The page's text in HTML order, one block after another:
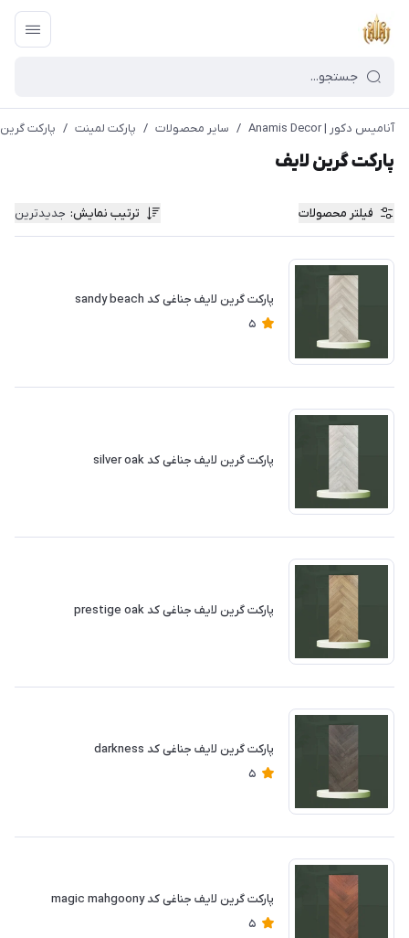
آنامیس دکور | Anamis Decor / سایر محصولات / پارکت لمینت / پارکت
پارکت گرین لایف
فیلتر محصولات ترتیب نمایش: جدیدترین
پارکت گرین لایف جناغی کد sandy beach
5
پارکت گرین لایف جناغی کد silver oak
پارکت گرین لایف جناغی کد prestige oak
پارکت گرین لایف جناغی کد darkness
5
پارکت گرین لایف جناغی کد magic mahgoony
5